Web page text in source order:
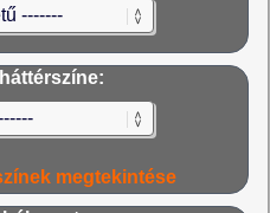
megtekintése